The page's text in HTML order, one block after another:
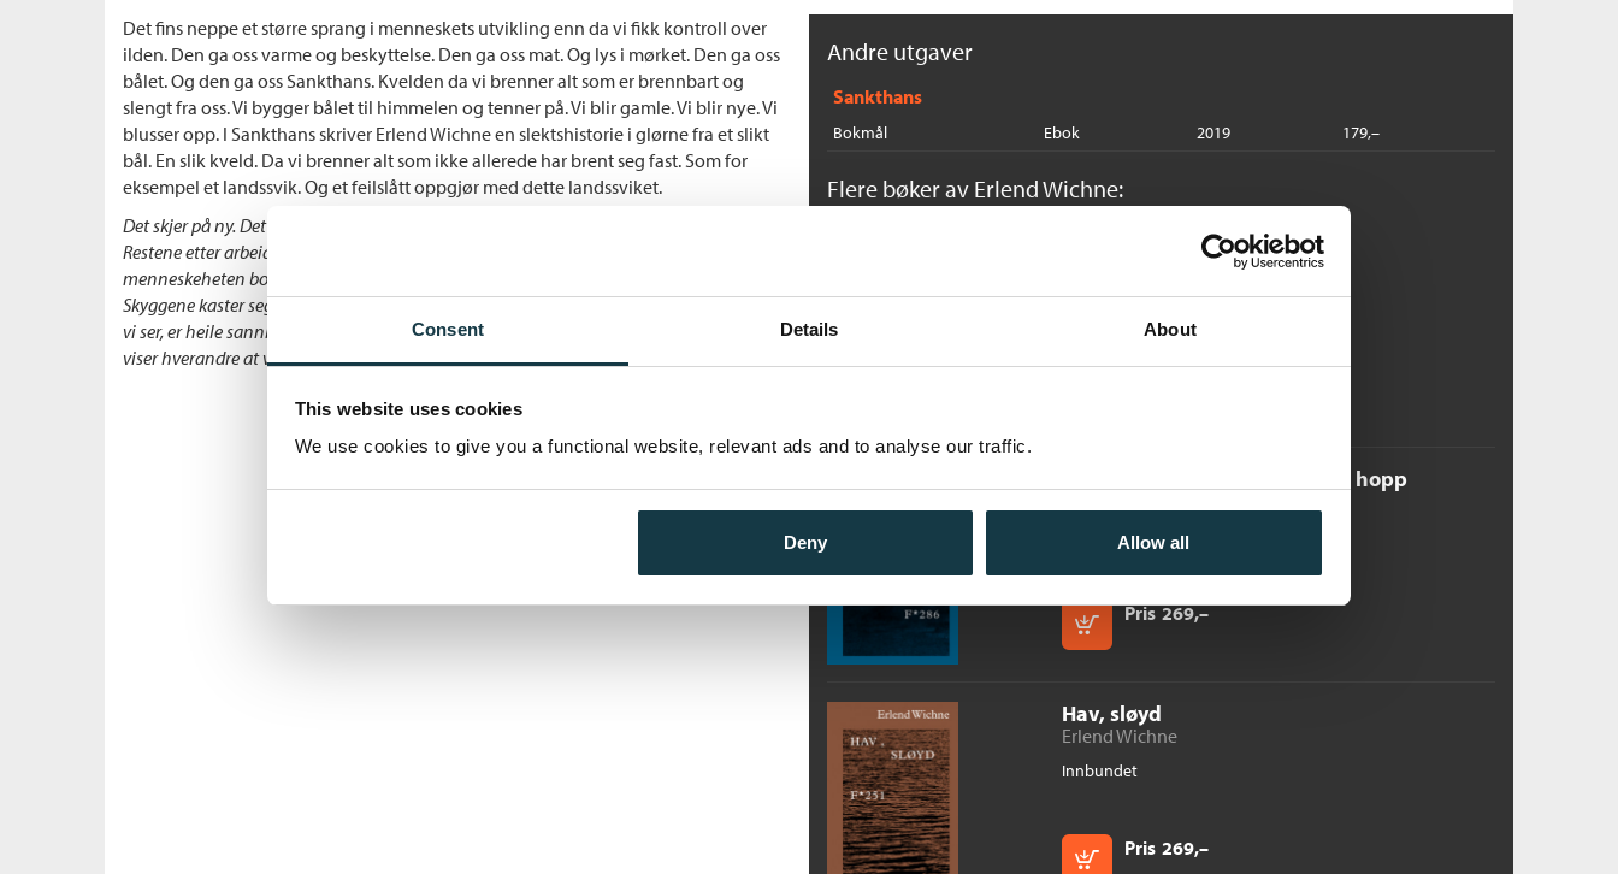
Consent Details About
This website uses cookies
We use cookies to give you a functional website, relevant ads and to analyse our traffic.
Deny Allow all
Det fins neppe et større sprang i menneskets utvikling enn da vi fikk kontroll over
ilden. Den ga oss varme og beskyttelse. Den ga oss mat. Og lys i mørket. Den ga oss
bålet. Og den ga oss Sankthans. Kvelden da vi brenner alt som er brennbart og
slengt fra oss. Vi bygger bålet til himmelen og tenner på. Vi blir gamle. Vi blir nye. Vi
blusser opp. I Sankthans skriver Erlend Wichne en slektshistorie i glørne fra et slikt
bål. En slik kveld. Da vi brenner alt som ikke allerede har brent seg fast. Som for
eksempel et landssvik. Og et feilslått oppgjør med dette landssviket.
Det skjer på ny. Det skjer på ny hvert år, er det sant. Heile landet brenner i kantene.
Restene etter arbeidet vårt går opp i røyk. De små bålene våre viser fram hvor
menneskeheten bor. Vi flotter oss i lyset fra ilden. Vi flotter oss i lyset fra skjermene.
Skyggene kaster seg mot fjellet bak ryggen på oss. Vi speiler oss i flammene på bålet. Det
vi ser, er heile sannheten. Sannheten må alltid komme til syne for oss. Dette ser vi. Vi
viser hverandre at vi ser det.
Andre utgaver
Sankthans
Bokmål Ebok 2019 179,–
Flere bøker av Erlend Wichne:
Innbundet
trær / fall / flakse / stå / topp / hopp
Innbundet
Pris 269,–
Kjøp
Hav, sløyd
Erlend Wichne
Innbundet
Pris 269,–
Kjøp